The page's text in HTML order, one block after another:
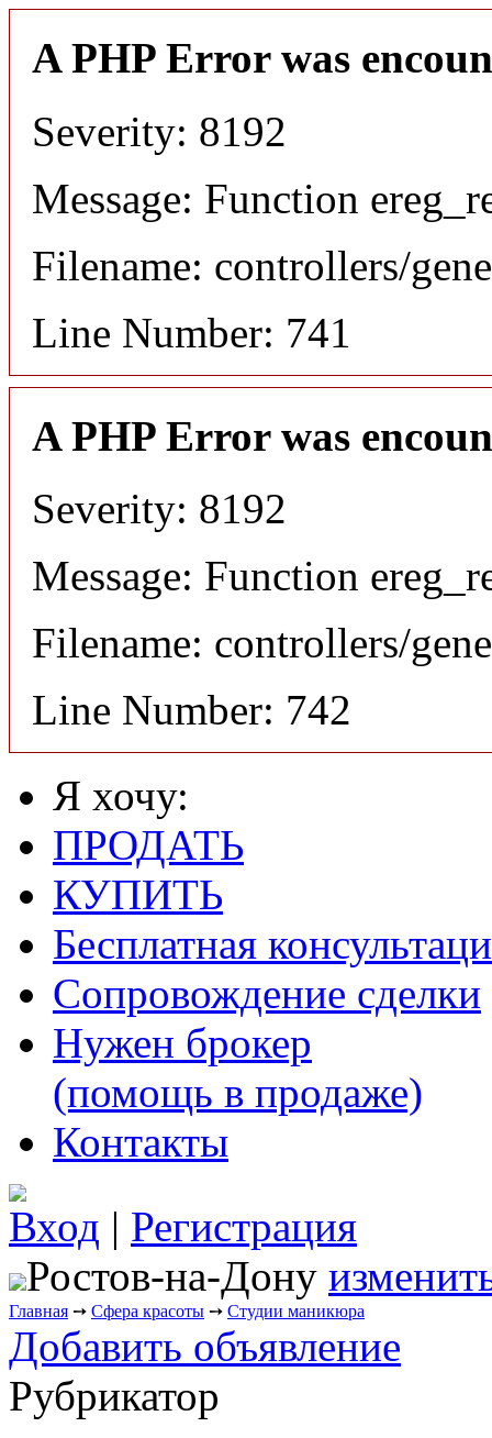
A PHP Error was
Severity: 8192
Message: Function
Filename: controllers/
Line Number: 741
A PHP Error was
Severity: 8192
Message: Function
Filename: controllers/
Line Number: 742
Я хочу:
ПРОДАТЬ
КУПИТЬ
Бесплатная
Сопровождение сделки
Нужен брокер
(помощь в продаже)
Контакты
Вход | Регистрация
Ростов-на-Дону
Главная ➙ Сфера красоты ➙ Студии маникюра
Добавить объявление
Рубрикатор